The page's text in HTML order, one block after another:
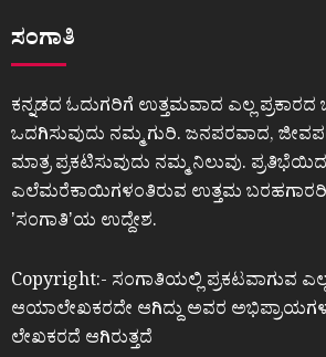
ಸಂಗಾತಿ
ಕನ್ನಡದ ಓದುಗರಿಗೆ ಉತ್ತಮವಾದ ಎಲ್ಲ ಪ್ರಕಾರದ
ಒದಗಿಸುವುದು ನಮ್ಮ ಗುರಿ. ಜನಪರವಾದ,
ಮಾತ್ರ ಪ್ರಕಟಿಸುವುದು ನಮ್ಮ ನಿಲುವು.
ಎಲೆಮರೆಕಾಯಿಗಳಂತಿರುವ ಉತ್ತಮ
ʼಸಂಗಾತಿʼಯ ಉದ್ದೇಶ.
Copyright:- ಸಂಗಾತಿಯಲ್ಲಿ ಪ್ರಕಟವಾಗುವ
ಆಯಾಲೇಖಕರದೇ ಆಗಿದ್ದು ಅವರ
ಲೇಖಕರದೆ ಆಗಿರುತ್ತದೆ